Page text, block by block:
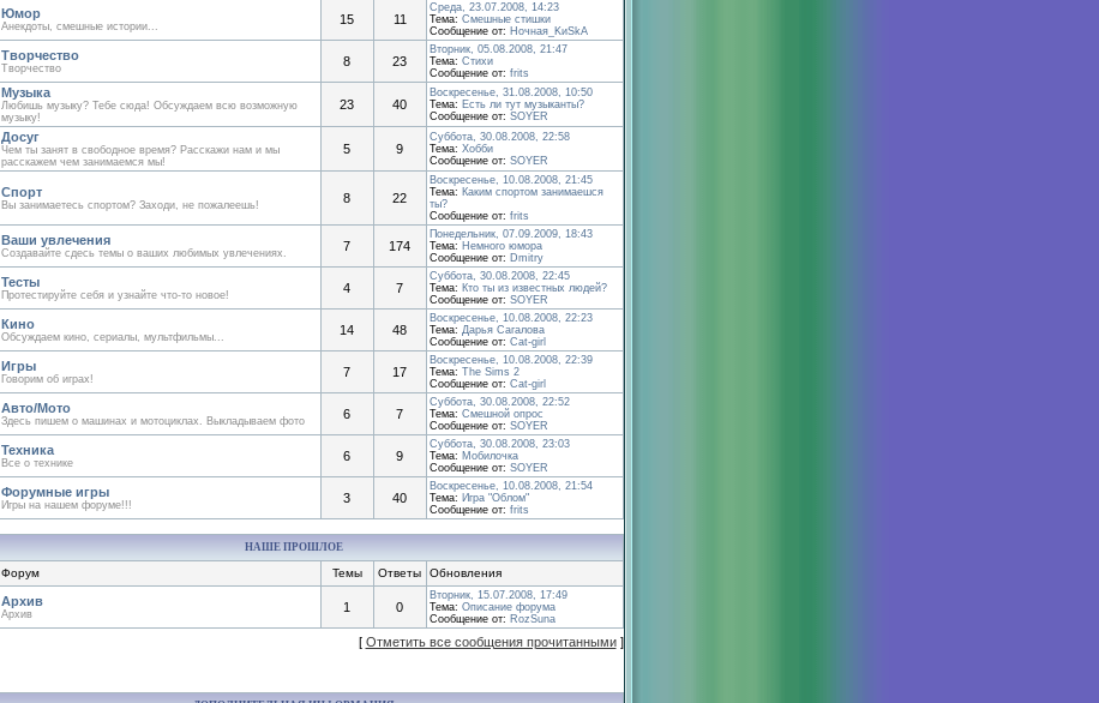
Юмор
Анекдоты, смешные истории... 15 11
Среда, 23.07.2008, 14:23
Тема: Смешные стишки
Сообщение от: Ночная_KиSkА
Творчество
Творчество 8 23
Вторник, 05.08.2008, 21:47
Тема: Стихи
Сообщение от: frits
Музыка
Любишь музыку? Тебе сюда! Обсуждаем всю возможную
музыку!
23 40
Воскресенье, 31.08.2008, 10:50
Тема: Есть ли тут музыканты?
Сообщение от: SOYER
Досуг
Чем ты занят в свободное время? Расскажи нам и мы
расскажем чем занимаемся мы!
5 9
Суббота, 30.08.2008, 22:58
Тема: Хобби
Сообщение от: SOYER
Спорт
Вы занимаетесь спортом? Заходи, не пожалеешь! 8 22
Воскресенье, 10.08.2008, 21:45
Тема: Каким спортом занимаешся
ты?
Сообщение от: frits
Ваши увлечения
Создавайте сдесь темы о ваших любимых увлечениях. 7 174
Понедельник, 07.09.2009, 18:43
Тема: Немного юмора
Сообщение от: Dmitry
Тесты
Протестируйте себя и узнайте что-то новое! 4 7
Суббота, 30.08.2008, 22:45
Тема: Кто ты из известных людей?
Сообщение от: SOYER
Кино
Обсуждаем кино, сериалы, мультфильмы... 14 48
Воскресенье, 10.08.2008, 22:23
Тема: Дарья Сагалова
Сообщение от: Cat-girl
Игры
Говорим об играх! 7 17
Воскресенье, 10.08.2008, 22:39
Тема: The Sims 2
Сообщение от: Cat-girl
Авто/Мото
Здесь пишем о машинах и мотоциклах. Выкладываем фото 6 7
Суббота, 30.08.2008, 22:52
Тема: Смешной опрос
Сообщение от: SOYER
Техника
Все о технике 6 9
Суббота, 30.08.2008, 23:03
Тема: Мобилочка
Сообщение от: SOYER
Форумные игры
Игры на нашем форуме!!! 3 40
Воскресенье, 10.08.2008, 21:54
Тема: Игра "Облом"
Сообщение от: frits
НАШЕ ПРОШЛОЕ
Форум Темы Ответы Обновления
Архив
Архив 1 0
Вторник, 15.07.2008, 17:49
Тема: Описание форума
Сообщение от: RozSuna
[ Отметить все сообщения прочитанными]